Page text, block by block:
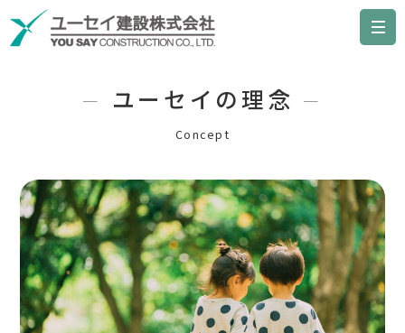
ユーセイの理念
Concept